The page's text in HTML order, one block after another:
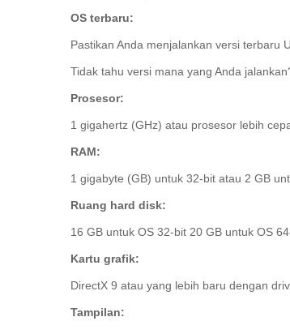
OS terbaru:
Pastikan Anda menjalankan versi terbaru
Tidak tahu versi mana yang Anda
Prosesor:
1 gigahertz (GHz) atau prosesor lebih
RAM:
1 gigabyte (GB) untuk 32-bit atau 2 GB
Ruang hard disk:
16 GB untuk OS 32-bit 20 GB untuk OS
Kartu grafik:
DirectX 9 atau yang lebih baru dengan
Tampilan: